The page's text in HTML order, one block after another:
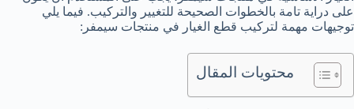
على دراية تامة بالخطوات الصحيحة للتغيير والتركيب. فيما يلي
توجيهات مهمة لتركيب قطع الغيار في منتجات سيمفر:
محتويات المقال